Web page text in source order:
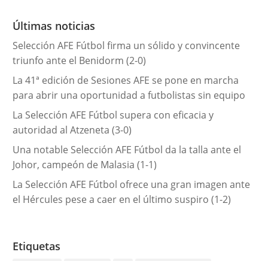
r
a
s
Últimas noticias
Selección AFE Fútbol firma un sólido y convincente
triunfo ante el Benidorm (2-0)
La 41ª edición de Sesiones AFE se pone en marcha
para abrir una oportunidad a futbolistas sin equipo
La Selección AFE Fútbol supera con eficacia y
autoridad al Atzeneta (3-0)
Una notable Selección AFE Fútbol da la talla ante el
Johor, campeón de Malasia (1-1)
La Selección AFE Fútbol ofrece una gran imagen ante
el Hércules pese a caer en el último suspiro (1-2)
Etiquetas